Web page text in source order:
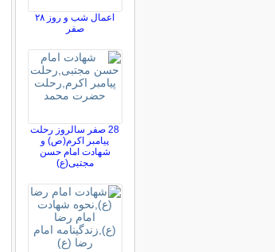
اعمال شب و روز ۲۸
صفر
28 صفر سالروز رحلت
پیامبر اکرم(ص) و
شهادت امام حسن
مجتبی(ع)